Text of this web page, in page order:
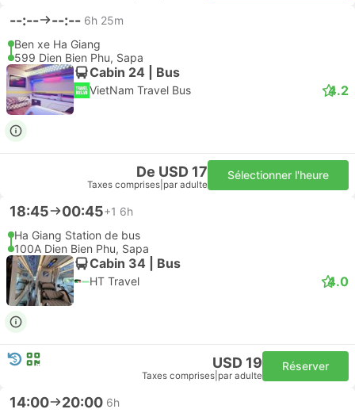
--:-- --:-- 6h 25m
Ben xe Ha Giang
599 Dien Bien Phu, Sapa
Cabin 24 | Bus
VietNam Travel Bus 4.2
De USD 17
Taxes comprises par adulte
Sélectionner l'heure
18:45 00:45+1 6h
Ha Giang Station de bus
100A Dien Bien Phu, Sapa
Cabin 34 | Bus
HT Travel 4.0
USD 19
Taxes comprises par adulte
Réserver
14:00 20:00 6h